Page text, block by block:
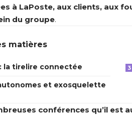
à LaPoste, aux clients, aux
du groupe.
matières
la tirelire connectée
et exosquelette
conférences qu’il est